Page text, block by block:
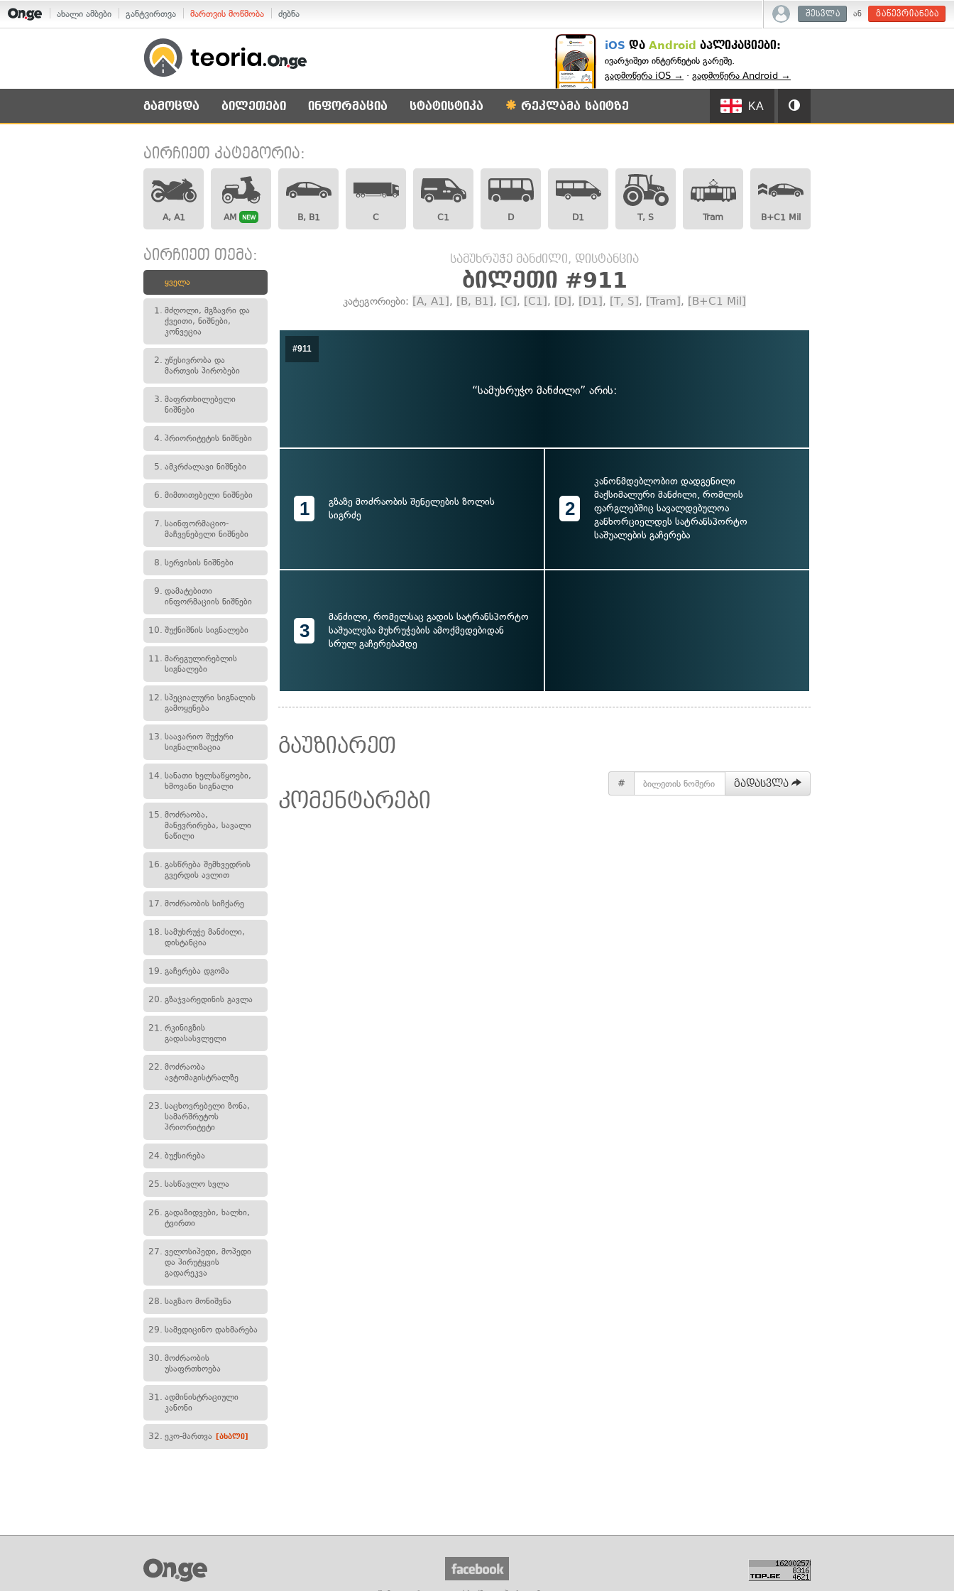
ახალი ამბები განტვირთვა მართვის მოწმობა ძებნა შესვლა ან გაწევრიანება
iOS და Android აპლიკაციები:
ივარჯიშეთ ინტერნეტის გარეშე.
გადმოწერა iOS → · გადმოწერა Android →
გამოცდა ბილეთები ინფორმაცია სტატისტიკა რეკლამა საიტზე KA
აირჩიეთ კატეგორია:
A, A1 AM NEW B, B1 C C1 D D1 T, S Tram B+C1 Mil
აირჩიეთ თემა:
ყველა
1. მძღოლი, მგზავრი და
ქვეითი, ნიშნები,
კონვეცია
2. უწესივრობა და
მართვის პირობები
3. მაფრთხილებელი
ნიშნები
4. პრიორიტეტის ნიშნები
5. ამკრძალავი ნიშნები
6. მიმთითებელი ნიშნები
7. საინფორმაციო-
მაჩვენებელი ნიშნები
8. სერვისის ნიშნები
9. დამატებითი
ინფორმაციის ნიშნები
10. შუქნიშნის სიგნალები
11. მარეგულირებლის
სიგნალები
12. სპეციალური სიგნალის
გამოყენება
13. საავარიო შუქური
სიგნალიზაცია
14. სანათი ხელსაწყოები,
ხმოვანი სიგნალი
15. მოძრაობა,
მანევრირება, სავალი
ნაწილი
16. გასწრება შემხვედრის
გვერდის ავლით
17. მოძრაობის სიჩქარე
18. სამუხრუჭე მანძილი,
დისტანცია
19. გაჩერება დგომა
20. გზაჯვარედინის გავლა
21. რკინიგზის
გადასასვლელი
22. მოძრაობა
ავტომაგისტრალზე
23. საცხოვრებელი ზონა,
სამარშრუტოს
პრიორიტეტი
24. ბუქსირება
25. სასწავლო სვლა
26. გადაზიდვები, ხალხი,
ტვირთი
27. ველოსიპედი, მოპედი
და პირუტყვის
გადარეკვა
28. საგზაო მონიშვნა
29. სამედიცინო დახმარება
30. მოძრაობის
უსაფრთხოება
31. ადმინისტრაციული
კანონი
32. ეკო-მართვა [ახალი]
სამუხრუჭე მანძილი, დისტანცია
ბილეთი #911
კატეგორიები: [A, A1], [B, B1], [C], [C1], [D], [D1], [T, S], [Tram], [B+C1 Mil]
#911
“სამუხრუჭო მანძილი” არის:
1
გზაზე მოძრაობის შენელების ზოლის
სიგრძე
2
კანონმდებლობით დადგენილი
მაქსიმალური მანძილი, რომლის
ფარგლებშიც სავალდებულოა
განხორციელდეს სატრანსპორტო
საშუალების გაჩერება
3
მანძილი, რომელსაც გადის სატრანსპორტო
საშუალება მუხრუჭების ამოქმედებიდან
სრულ გაჩერებამდე
# გადასვლა
გაუზიარეთ
კომენტარები